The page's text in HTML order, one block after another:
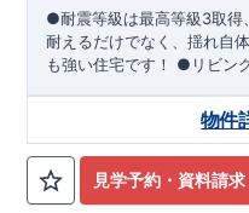
●耐震等級は最高等級3取得
耐えるだけでなく、揺れ自
も強い住宅です！ ●リビン
ドバルコニー にはメリッ
て干せます ②ガーデニン
用、お子様の遊び場（砂遊
などで活用も！ ③ 広々と
に♪
見学予約・資料請求
物件